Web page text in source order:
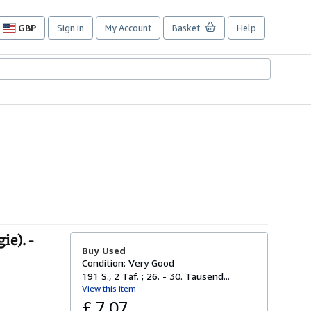
GBP
Site
preferences
Sign in My Account Basket Help
-
Buy Used
Condition: Very Good
191 S., 2 Taf. ; 26. - 30. Tausend...
View this item